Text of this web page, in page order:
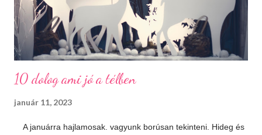
10 dolog ami jó a télben
január 11, 2023
A januárra hajlamosak. vagyunk borúsan tekinteni. Hideg és